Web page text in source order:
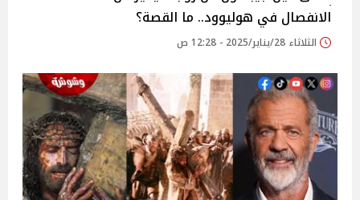
الانفصال في هوليوود.. ما القصة؟
الثلاثاء 28/يناير/2025 - 12:28 ص